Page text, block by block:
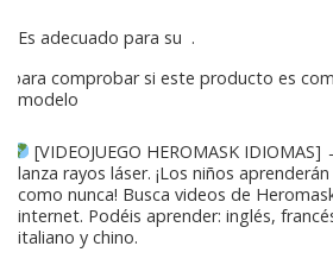
Es adecuado para su .
para comprobar si este producto es
modelo
[VIDEOJUEGO HEROMASK
lanza rayos láser. ¡Los niños
como nunca! Busca videos de
internet. Podéis aprender: inglés,
italiano y chino.